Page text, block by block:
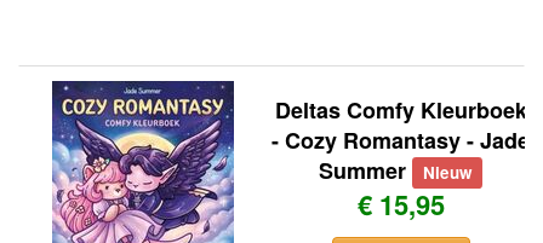
Deltas Comfy Kleurboek
- Cozy Romantasy - Jade
Summer Nieuw
€ 15,95